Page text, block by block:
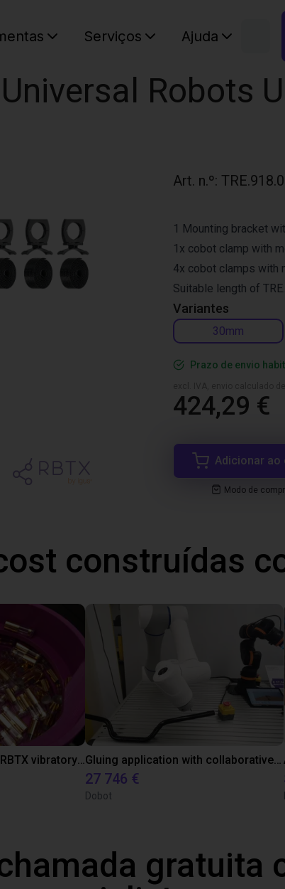
Serviços Ajuda
Robots
Art. n.º:
Variantes
30mm
1 Mounting bracket
1x cobot clamp with
4x cobot clamps with
Suitable length of
Prazo de envio
424,29 €
Adicionar ao
Modo de
construídas
Separating parts with RBTX vibratory feeder Gluing application with collaborative robot
27 746 €
Dobot
gratuita